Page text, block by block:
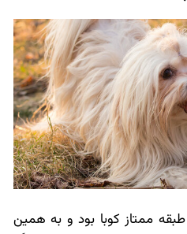
ممتاز کوبا بود و به همین